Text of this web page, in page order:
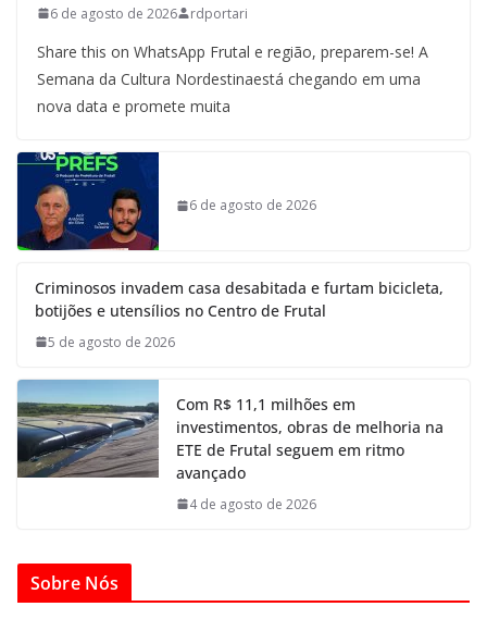
6 de agosto de 2026 rdportari
Share this on WhatsApp Frutal e região, preparem-se! A
Semana da Cultura Nordestinaestá chegando em uma
nova data e promete muita
6 de agosto de 2026
Criminosos invadem casa desabitada e furtam bicicleta,
botijões e utensílios no Centro de Frutal
5 de agosto de 2026
Com R$ 11,1 milhões em
investimentos, obras de melhoria na
ETE de Frutal seguem em ritmo
avançado
4 de agosto de 2026
Sobre Nós